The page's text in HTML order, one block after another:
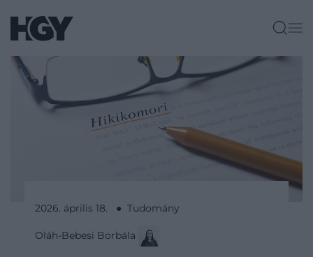
2026. április 18. ● Tudomány
Oláh-Bebesi Borbála